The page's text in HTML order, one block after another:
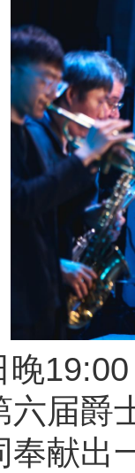
晚
六届爵
奉献出